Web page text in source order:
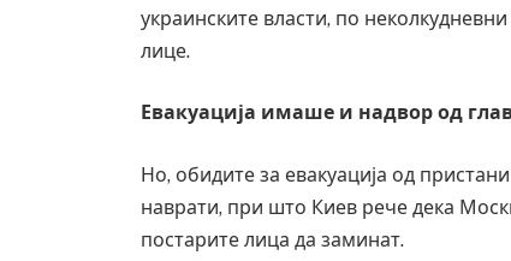
украинските власти, по
лице.
Евакуација имаше и надвор од
Но, обидите за евакуација од
наврати, при што Киев рече дека
постарите лица да заминат.